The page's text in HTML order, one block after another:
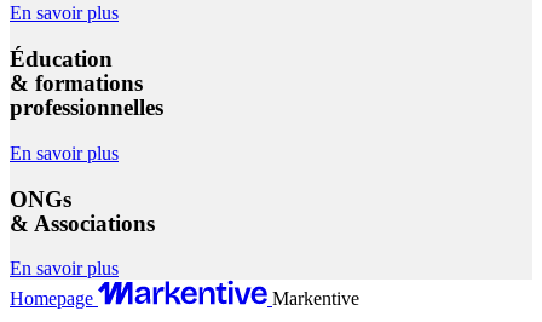
En savoir plus
Éducation
& formations
professionnelles
En savoir plus
ONGs
& Associations
En savoir plus
Homepage
Markentive